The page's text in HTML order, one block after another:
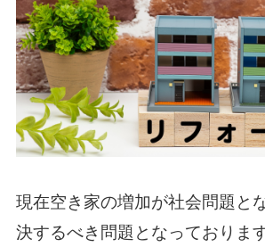
現在空き家の増加が社会問題と
決するべき問題となっております